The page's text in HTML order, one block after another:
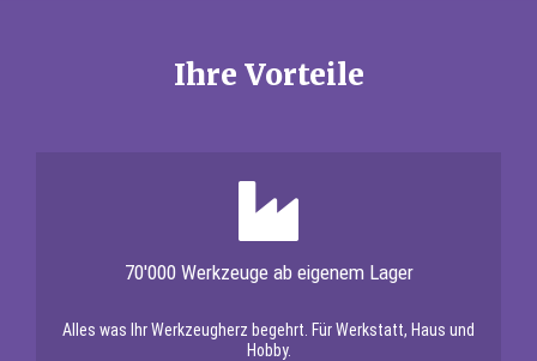
Ihre Vorteile
70'000 Werkzeuge ab eigenem Lager
Alles was Ihr Werkzeugherz begehrt. Für Werkstatt, Haus und
Hobby.